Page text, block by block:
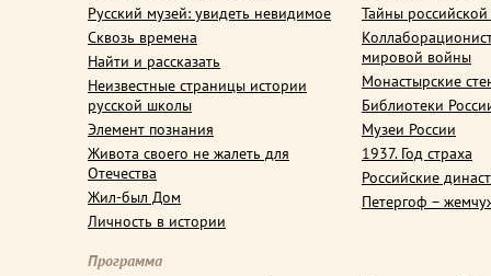
Русский музей: увидеть невидимое
Сквозь времена
Найти и рассказать
Неизвестные страницы истории
русской школы
Элемент познания
Живота своего не жалеть для
Отечества
Жил-был Дом
Личность в истории
Тайны
мировой войны
Монастырские
Библиотеки
Музеи России
1937. Год страха
Российские
Петергоф –
Программа